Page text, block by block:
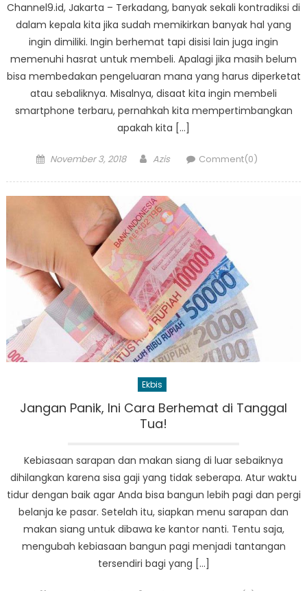
Channel9.id, Jakarta – Terkadang, banyak sekali kontradiksi di
dalam kepala kita jika sudah memikirkan banyak hal yang
ingin dimiliki. Ingin berhemat tapi disisi lain juga ingin
memenuhi hasrat untuk membeli. Apalagi jika masih belum
bisa membedakan pengeluaran mana yang harus diperketat
atau sebaliknya. Misalnya, disaat kita ingin membeli
smartphone terbaru, pernahkah kita mempertimbangkan
apakah kita […]
Posted
November 3, 2018 Author
Azis Comment(0)
Ekbis
Jangan Panik, Ini Cara Berhemat di Tanggal
Tua!
Kebiasaan sarapan dan makan siang di luar sebaiknya
dihilangkan karena sisa gaji yang tidak seberapa. Atur waktu
tidur dengan baik agar Anda bisa bangun lebih pagi dan pergi
belanja ke pasar. Setelah itu, siapkan menu sarapan dan
makan siang untuk dibawa ke kantor nanti. Tentu saja,
mengubah kebiasaan bangun pagi menjadi tantangan
tersendiri bagi yang […]